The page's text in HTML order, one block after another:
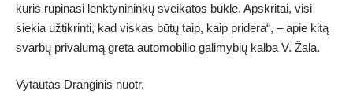
kuris rūpinasi lenktynininkų sveikatos būkle. Apskritai, visi
siekia užtikrinti, kad viskas būtų taip, kaip pridera“, – apie kitą
svarbų privalumą greta automobilio galimybių kalba V. Žala.
Vytautas Dranginis nuotr.